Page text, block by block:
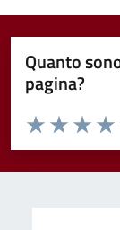
Quanto
pagina?
Valuta da 1 a 5
Valuta
Valuta 2
Valuta 1 stelle